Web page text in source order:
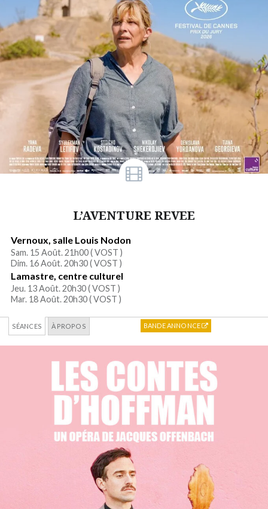
L’AVENTURE REVEE
Vernoux, salle Louis Nodon
Sam. 15 Août. 21h00 (VOST )
Dim. 16 Août. 20h30 (VOST )
Lamastre, centre culturel
Jeu. 13 Août. 20h30 (VOST )
Mar. 18 Août. 20h30 (VOST )
SÉANCES À PROPOS BANDE ANNONCE